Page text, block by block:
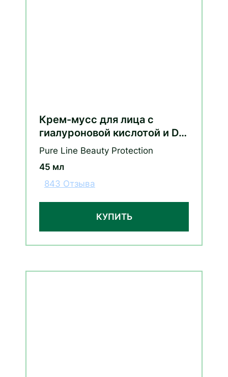
Крем-мусс для лица с
гиалуроновой кислотой и D-
пантенолом (сменный блок)
Pure Line Beauty Protection
45 мл
843 Отзыва
КУПИТЬ